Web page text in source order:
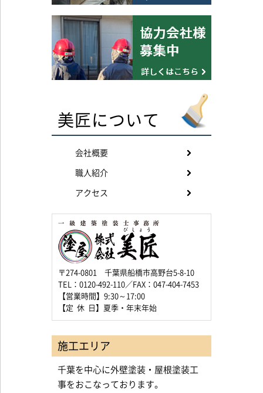
美匠について
会社概要
職人紹介
アクセス
〒274-0801 千葉県船橋市高野台5-8-10
TEL：0120-492-110／FAX：047-404-7453
【営業時間】9:30～17:00
【定 休 日】夏季・年末年始
施工エリア
千葉を中心に外壁塗装・屋根塗装工
事をおこなっております。